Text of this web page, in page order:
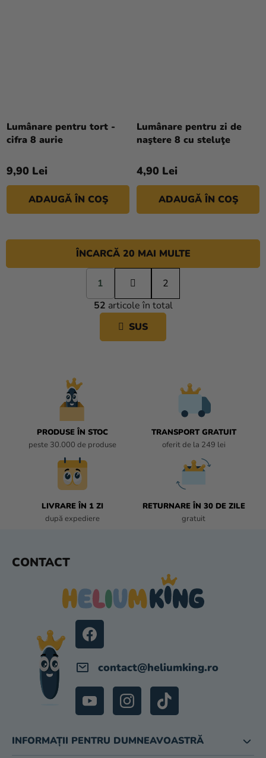
Lumânare pentru tort -
cifra 8 aurie
9,90 Lei
ADAUGĂ ÎN COŞ
Lumânare pentru zi de
naştere 8 cu steluţe
4,90 Lei
ADAUGĂ ÎN COŞ
C
O
N
T
ÎNCARCĂ 20 MAI MULTE
P
a
g
i
a
r
1
2
52 articole în total
SUS
PRODUSE ÎN STOC
peste 30.000 de produse
TRANSPORT GRATUIT
oferit de la 249 lei
LIVRARE ÎN 1 ZI
după expediere
RETURNARE ÎN 30 DE ZILE
gratuit
CONTACT
contact@heliumking.ro
INFORMAȚII PENTRU DUMNEAVOASTRĂ